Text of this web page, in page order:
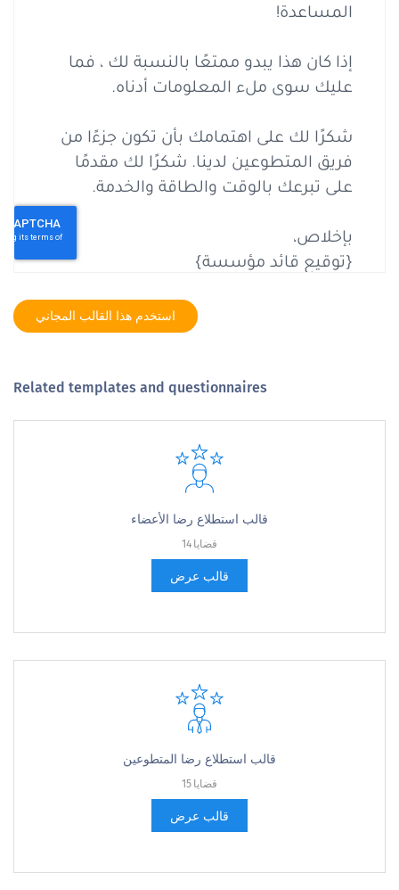
استخدم هذا القالب المجاني
Related templates and questionnaires
قالب استطلاع رضا الأعضاء
14 قضايا
قالب عرض
قالب استطلاع رضا المتطوعين
15 قضايا
قالب عرض